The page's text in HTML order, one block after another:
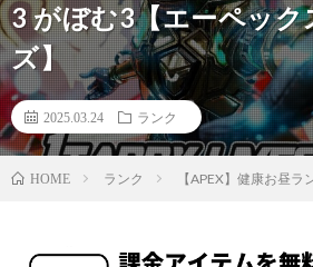
3 がぼむ3【エーペッ
ズ】
2025.03.24 ランク
HOME ランク 【APEX】健康お昼